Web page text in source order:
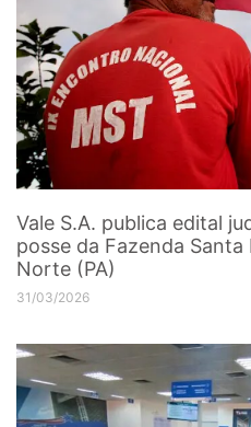
Vale S.A. publica edital
posse da Fazenda
Norte (PA)
31/03/2026